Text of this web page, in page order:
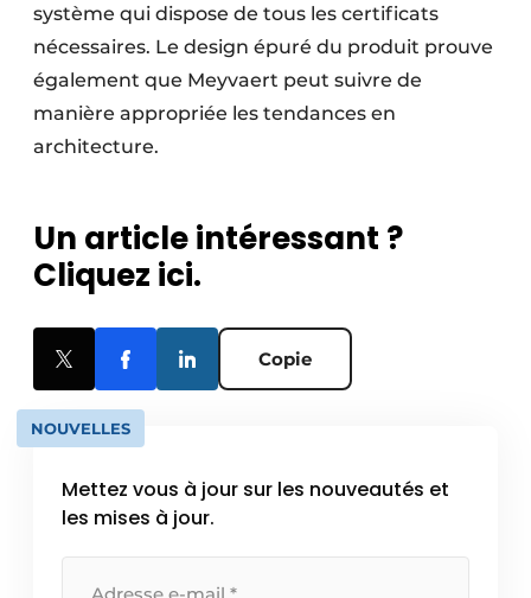
système qui dispose de tous les certificats
nécessaires. Le design épuré du produit prouve
également que Meyvaert peut suivre de
manière appropriée les tendances en
architecture.
Un article intéressant ?
Cliquez ici.
Copie
NOUVELLES
Mettez vous à jour sur les nouveautés et
les mises à jour.